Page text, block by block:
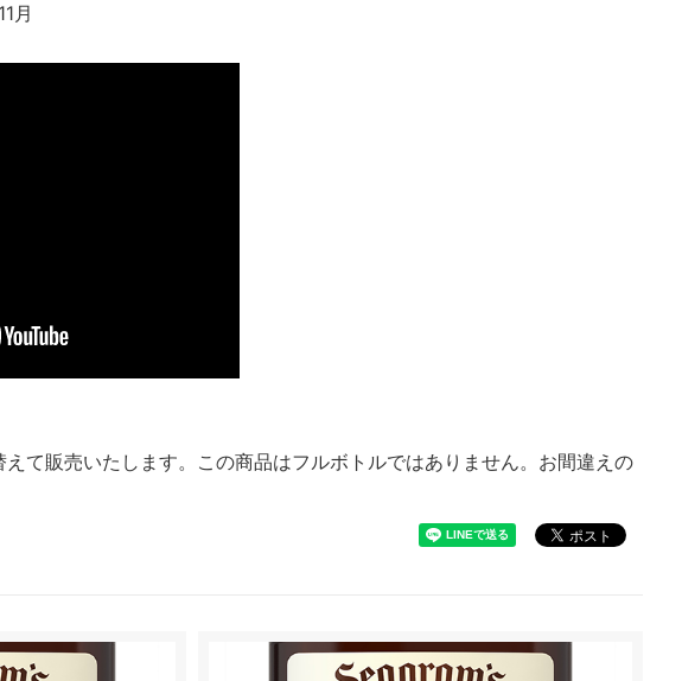
月
て販売いたします。この商品はフルボトルではありません。お間違えの